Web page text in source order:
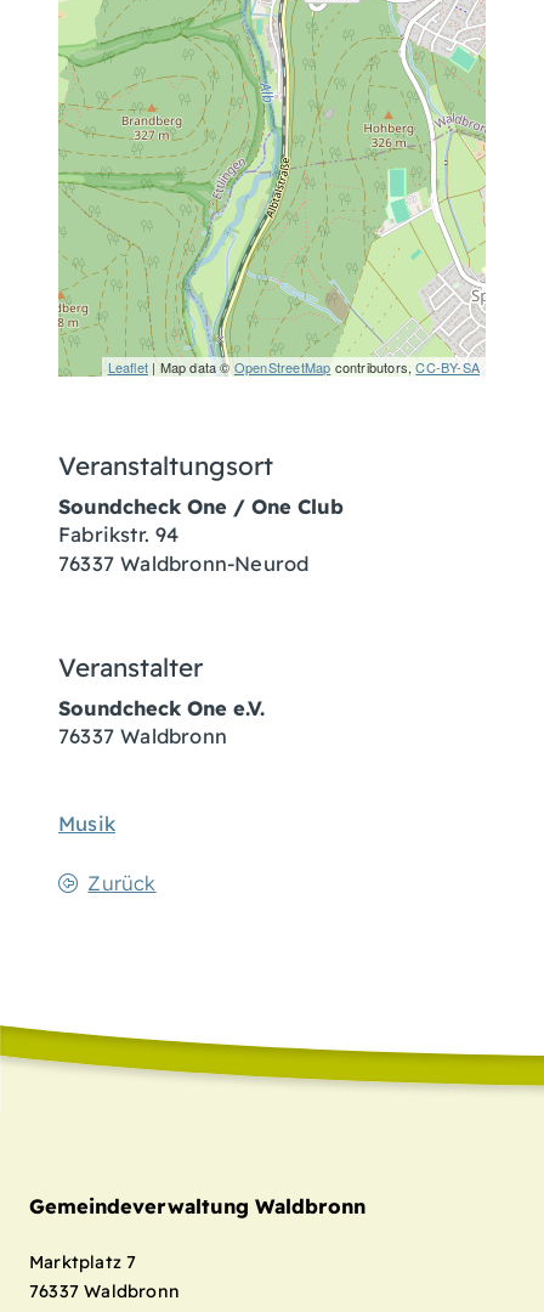
Leaflet| Map data ©OpenStreetMap contributors,CC-BY-SA
Veranstaltungsort
Soundcheck One / One Club
Fabrikstr. 94
76337 Waldbronn-Neurod
Veranstalter
Soundcheck One e.V.
76337 Waldbronn
Musik
Zurück
Gemeindeverwaltung Waldbronn
Marktplatz 7
76337 Waldbronn